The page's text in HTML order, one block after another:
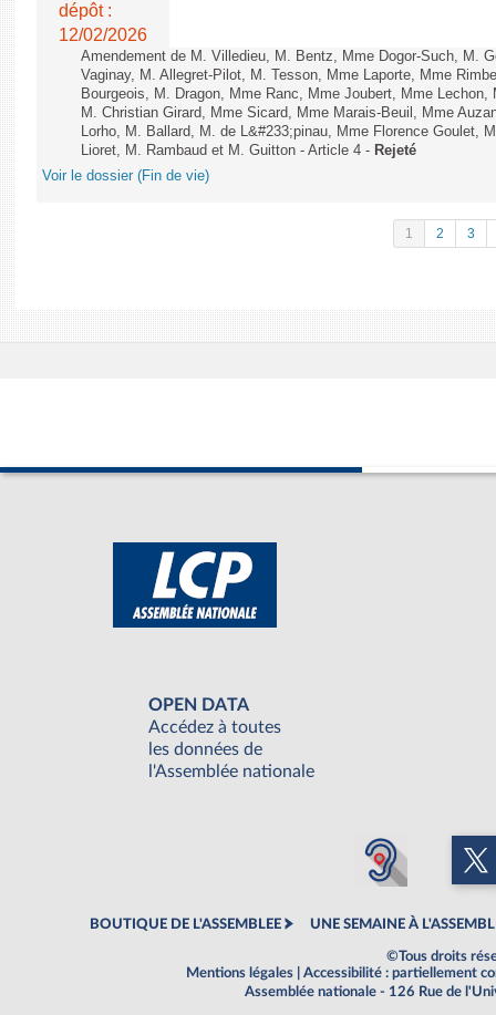
dépôt :
12/02/2026
Amendement de M. Villedieu, M. Bentz, Mme Dogor-Such, M.
Vaginay, M. Allegret-Pilot, M. Tesson, Mme Laporte, Mme
Bourgeois, M. Dragon, Mme Ranc, Mme Joubert, Mme
M. Christian Girard, Mme Sicard, Mme Marais-Beuil, Mme
Lorho, M. Ballard, M. de L&#233;pinau, Mme Florence Goulet,
Lioret, M. Rambaud et M. Guitton - Article 4 - Rejeté
Voir le dossier (Fin de vie)
1 2 3
OPEN DATA
Accédez à toutes
les données de
l'Assemblée nationale
BOUTIQUE DE L'ASSEMBLEE UNE SEMAINE À
©Tous droits
Mentions légales
Accessibilité : partiellement
Assemblée nationale - 126 Rue de